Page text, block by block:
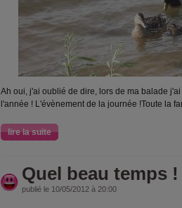
Ah oui, j'ai oublié de dire, lors de ma balade
l'année ! L'évènement de la journée !Toute la
lire la suite
Quel beau temps !
publié le 10/05/2012 à 20:00